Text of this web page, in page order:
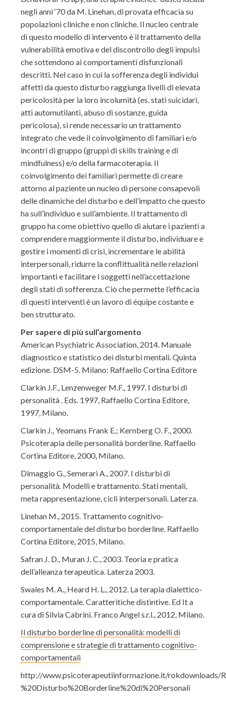
negli anni ‘70 da M. Linehan, di provata efficacia su
popolazioni cliniche e non cliniche. Il nucleo centrale
di questo modello di intervento è il trattamento della
vulnerabilità emotiva e del discontrollo degli impulsi
che sottendono ai comportamenti disfunzionali
descritti. Nel caso in cui la sofferenza degli individui
affetti da questo disturbo raggiunga livelli di elevata
pericolosità per la loro incolumità (es. stati suicidari,
atti automutilanti, abuso di sostanze, guida
pericolosa), si rende necessario un trattamento
integrato che vede il coinvolgimento di familiari e/o
incontri di gruppo (gruppi di skills training e di
mindfulness) e/o della farmacoterapia. Il
coinvolgimento dei familiari permette di creare
attorno al paziente un nucleo di persone consapevoli
delle dinamiche del disturbo e dell’impatto che questo
ha sull’individuo e sull’ambiente. Il trattamento di
gruppo ha come obiettivo quello di aiutare i pazienti a
comprendere maggiormente il disturbo, individuare e
gestire i momenti di crisi, incrementare le abilità
interpersonali, ridurre la conflittualità nelle relazioni
importanti e facilitare i soggetti nell’accettazione
degli stati di sofferenza. Ciò che permette l’efficacia
di questi interventi è un lavoro di équipe costante e
ben strutturato.
Per sapere di più sull’argomento
American Psychiatric Association, 2014. Manuale
diagnostico e statistico dei disturbi mentali. Quinta
edizione. DSM-5. Milano: Raffaello Cortina Editore
Clarkin J.F., Lenzenweger M.F., 1997. I disturbi di
personalità . Eds. 1997, Raffaello Cortina Editore,
1997, Milano.
Clarkin J., Yeomans Frank E.; Kernberg O. F., 2000.
Psicoterapia delle personalità borderline. Raffaello
Cortina Editore, 2000, Milano.
Dimaggio G., Semerari A., 2007. I disturbi di
personalità. Modelli e trattamento. Stati mentali,
meta rappresentazione, cicli interpersonali. Laterza.
Linehan M., 2015. Trattamento cognitivo-
comportamentale del disturbo borderline. Raffaello
Cortina Editore, 2015, Milano.
Safran J. D., Muran J. C., 2003. Teoria e pratica
dell’alleanza terapeutica. Laterza 2003.
Swales M. A., Heard H. L., 2012. La terapia dialettico-
comportamentale. Caratteritiche distintive. Ed It a
cura di Silvia Cabrini. Franco Angel s.r.l., 2012, Milano.
Il disturbo borderline di personalità: modelli di
comprensione e strategie di trattamento cognitivo-
comportamentali
http://www.psicoterapeutiinformazione.it/rokdownloads/
%20Disturbo%20Borderline%20di%20Personali